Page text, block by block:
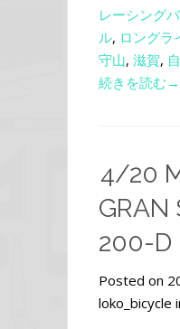
レーシング
ル, ロングラ
守山, 滋賀,
続きを読む→
4/20
GRAN
200-D
Posted on
loko_bicycle